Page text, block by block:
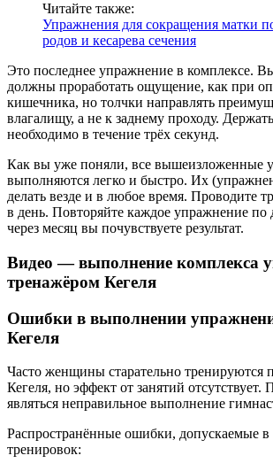
Читайте также:
Упражнения для сокращения матки
родов и кесарева сечения
Это последнее упражнение в комплексе.
должны проработать ощущение, как при
кишечника, но толчки направлять
влагалищу, а не к заднему проходу.
необходимо в течение трёх секунд.
Как вы уже поняли, все вышеизложенные
выполняются легко и быстро. Их
делать везде и в любое время. Проводите
в день. Повторяйте каждое упражнение по
через месяц вы почувствуете результат.
Видео — выполнение комплекса
тренажёром Кегеля
Ошибки в выполнении
Кегеля
Часто женщины старательно тренируются
Кегеля, но эффект от занятий
являться неправильное выполнение
Распространённые ошибки, допускаемые в
тренировок: